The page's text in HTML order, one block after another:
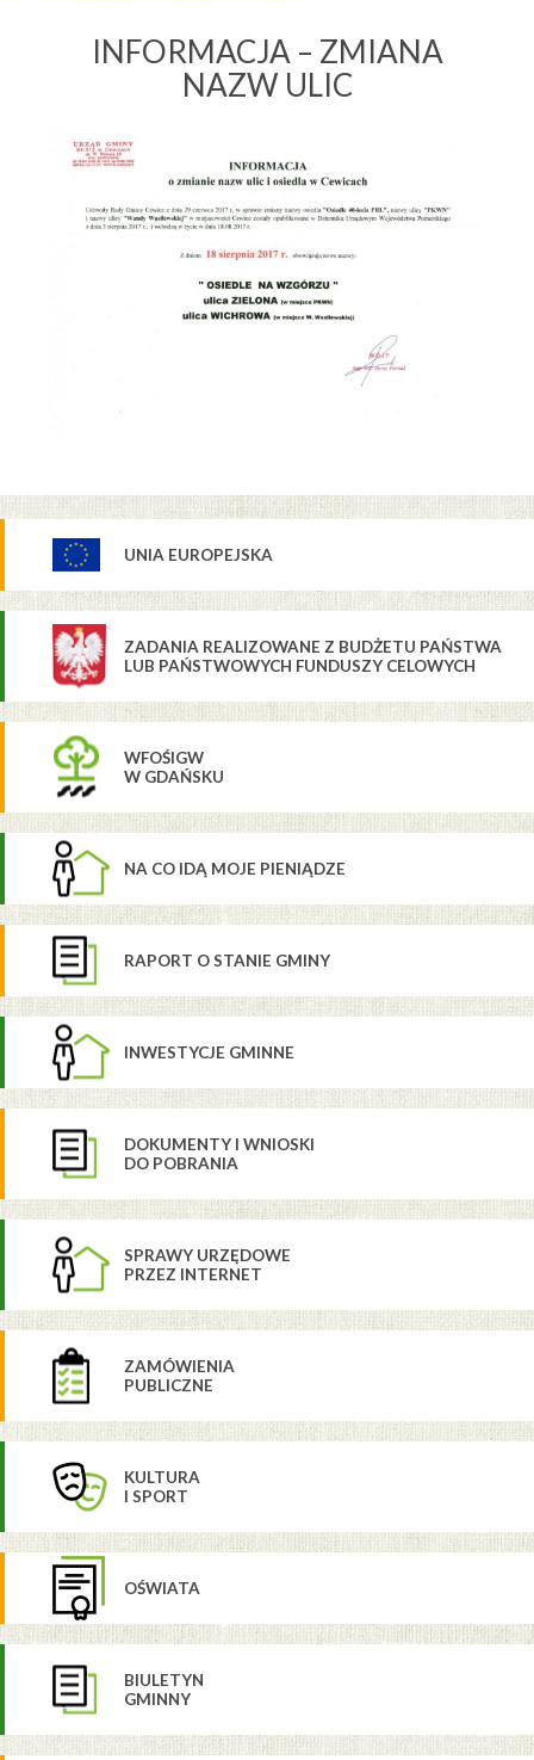
INFORMACJA – ZMIANA
NAZW ULIC
UNIA EUROPEJSKA
ZADANIA REALIZOWANE Z BUDŻETU PAŃSTWA
LUB PAŃSTWOWYCH FUNDUSZY CELOWYCH
WFOŚIGW
W GDAŃSKU
NA CO IDĄ MOJE PIENIĄDZE
RAPORT O STANIE GMINY
INWESTYCJE GMINNE
DOKUMENTY I WNIOSKI
DO POBRANIA
SPRAWY URZĘDOWE
PRZEZ INTERNET
ZAMÓWIENIA
PUBLICZNE
KULTURA
I SPORT
OŚWIATA
BIULETYN
GMINNY